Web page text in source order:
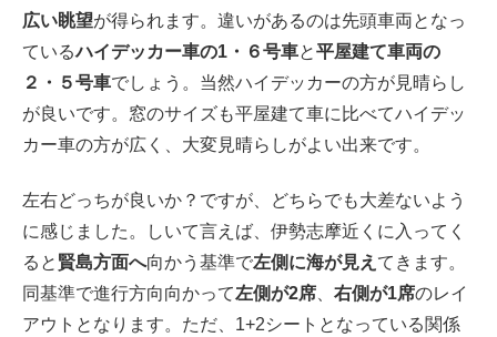
広い眺望が得られます。違いがあるのは先頭車両となっ
ているハイデッカー車の1・６号車と平屋建て車両の
２・５号車でしょう。当然ハイデッカーの方が見晴らし
が良いです。窓のサイズも平屋建て車に比べてハイデッ
カー車の方が広く、大変見晴らしがよい出来です。
左右どっちが良いか？ですが、どちらでも大差ないよう
に感じました。しいて言えば、伊勢志摩近くに入ってく
ると 賢島方面へ向かう基準で左側に海が見え てきます。
同基準で進行方向向かって左側が2席 右側が1席のレイ
アウトとなります。ただ、1+2シートとなっている関係